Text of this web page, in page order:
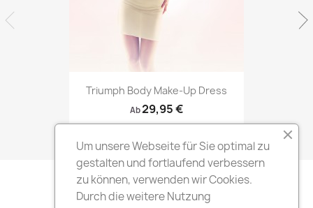
Triumph Body Make-Up Dress
Ab29,95 €
Um unsere Webseite für Sie optimal zu
gestalten und fortlaufend verbessern
zu können, verwenden wir Cookies.
Durch die weitere Nutzung